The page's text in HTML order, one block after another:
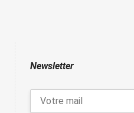
Newsletter